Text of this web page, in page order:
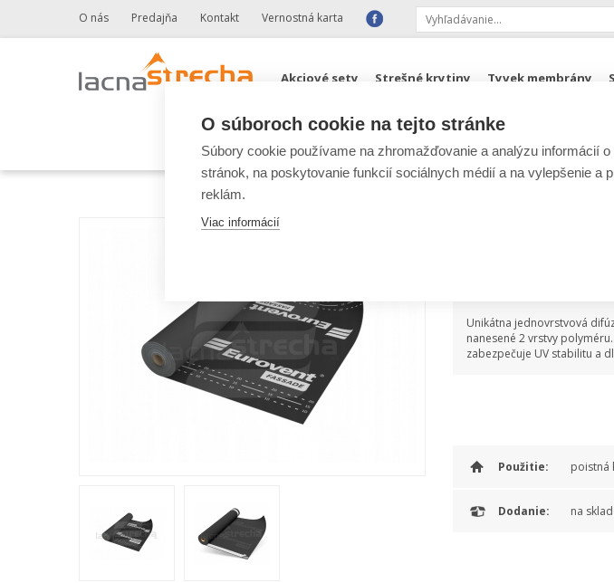
O nás Predajňa Kontakt Vernostná karta
Akciové sety Strešné krytiny Tyvek membrány
Odkvapové systémy KJG, ZENIT Podkrovné schody
Strešná
Unikátna jednovrstvová
nanesené 2 vrstvy
zabezpečuje UV stabilitu a
Použitie: poistná
Dodanie: na
O súboroch cookie na tejto stránke
Súbory cookie používame na zhromažďovanie a analýzu informácií
stránok, na poskytovanie funkcií sociálnych médií a na vylepšenie a
reklám.
Viac informácií